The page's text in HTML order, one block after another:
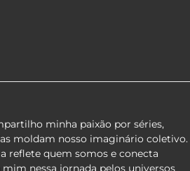
minha paixão por séries,
moldam nosso imaginário coletivo.
reflete quem somos e conecta